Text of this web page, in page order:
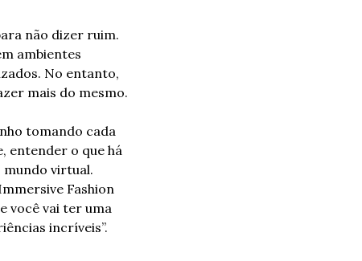
não dizer ruim.
ambientes
No entanto,
mais do mesmo.
tomando cada
entender o que há
virtual.
Fashion
você vai ter uma
incríveis”.